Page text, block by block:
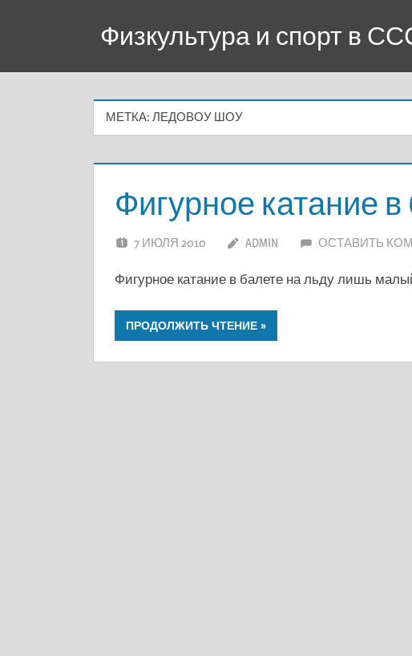
Физкультура и спорт в
МЕТКА: ЛЕДОВОУ ШОУ
Фигурное катание
7 ИЮЛЯ 2010 ADMIN ОСТАВИТЬ
Фигурное катание в балете на льду лишь
ПРОДОЛЖИТЬ ЧТЕНИЕ